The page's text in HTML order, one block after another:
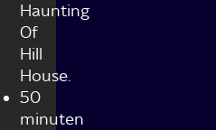
Haunting
Of
Hill
House
50
minuten